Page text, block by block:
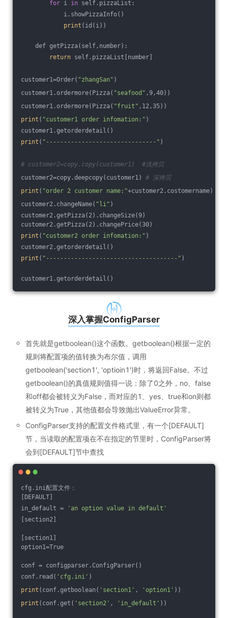
for i in self.pizzaList:
i.showPizzaInfo()
print (id(i))
def getPizza(self,number):
return self.pizzaList[number]
customer1=Order( "zhangSan" )
customer1.ordermore(Pizza( "seafood" ,9,40))
customer1.ordermore(Pizza( "fruit" ,12,35))
print ( "customer1 order infomation:" )
customer1.getorderdetail()
print ( "-------------------------------" )
# customer2=copy.copy(customer1)  #浅拷贝
customer2=copy.deepcopy(customer1) # 深拷贝
print ( "order 2 customer name:"+customer2.costomername)
customer2.changeName( "li" )
customer2.getPizza(2).changeSize(9)
customer2.getPizza(2).changePrice(30)
print ( "customer2 order infomation:" )
customer2.getorderdetail()
print ( "-------------------------------------" )
customer1.getorderdetail()
深入掌握ConfigParser
首先就是getboolean()这个函数。getboolean()根据一定的
规则将配置项的值转换为布尔值，调用
getboolean('section1', 'optioin1')时，将返回False。不过
getboolean()的真值规则值得一说：除了0之外，no、false
和off都会被转义为False，而对应的1、yes、true和on则都
被转义为True，其他值都会导致抛出ValueError异常。
ConfigParser支持的配置文件格式里，有一个[DEFAULT]
节，当读取的配置项在不在指定的节里时，ConfigParser将
会到[DEFAULT]节中查找
cfg.ini配置文件：
[DEFAULT]
in_default =
'an option value in default'
[section2]
[section1]
option1=True
conf = configparser.ConfigParser()
conf.read( 'cfg.ini' )
print (conf.getboolean( 'section1' , 'option1' ))
print (conf.get( 'section2' , 'in_default' ))